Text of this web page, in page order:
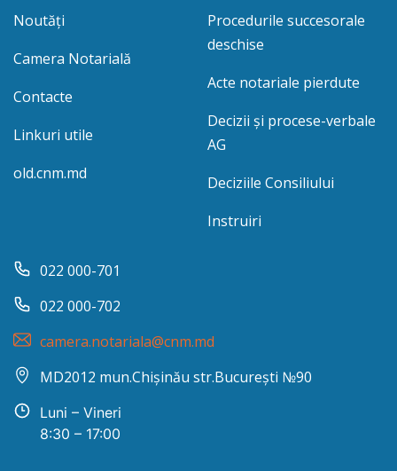
Noutăți
Camera Notarială
Contacte
Linkuri utile
old.cnm.md
Procedurile succesorale
deschise
Acte notariale pierdute
Decizii și procese-verbale
AG
Deciziile Consiliului
Instruiri
022 000-701
022 000-702
camera.notariala@cnm.md
MD2012 mun.Chișinău str.București №90
Luni – Vineri
8:30 – 17:00